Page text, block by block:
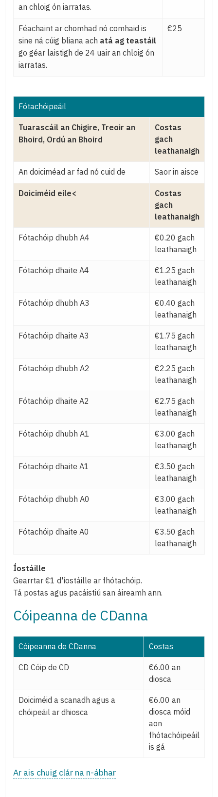
an chloig ón iarratas.
Féachaint ar chomhad nó comhaid is
sine ná cúig bliana ach atá ag teastáil
go géar laistigh de 24 uair an chloig ón
iarratas.
€25
Fótachóipeáil
Tuarascáil an Chigire, Treoir an
Bhoird, Ordú an Bhoird
Costas
gach
leathanaigh
An doiciméad ar fad nó cuid de Saor in aisce
Doiciméid eile<
Costas
gach
leathanaigh
Fótachóip dhubh A4
€0.20 gach
leathanaigh
Fótachóip dhaite A4
€1.25 gach
leathanaigh
Fótachóip dhubh A3
€0.40 gach
leathanaigh
Fótachóip dhaite A3
€1.75 gach
leathanaigh
Fótachóip dhubh A2
€2.25 gach
leathanaigh
Fótachóip dhaite A2
€2.75 gach
leathanaigh
Fótachóip dhubh A1
€3.00 gach
leathanaigh
Fótachóip dhaite A1
€3.50 gach
leathanaigh
Fótachóip dhubh A0
€3.00 gach
leathanaigh
Fótachóip dhaite A0
€3.50 gach
leathanaigh
Íostáille
Gearrtar €1 d'íostáille ar fhótachóip.
Tá postas agus pacáistiú san áireamh ann.
Cóipeanna de CDanna
Cóipeanna de CDanna Costas
CD Cóip de CD
€6.00 an
diosca
Doiciméid a scanadh agus a
chóipeáil ar dhiosca
€6.00 an
diosca móid
aon
fhótachóipeáil
is gá
Ar ais chuig clár na n-ábhar